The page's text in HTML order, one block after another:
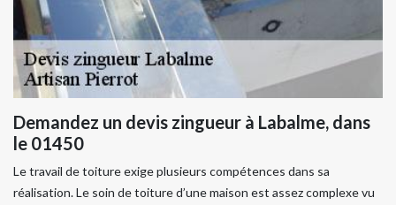
Demandez un devis zingueur à Labalme, dans
le 01450
Le travail de toiture exige plusieurs compétences dans sa
réalisation. Le soin de toiture d’une maison est assez complexe vu